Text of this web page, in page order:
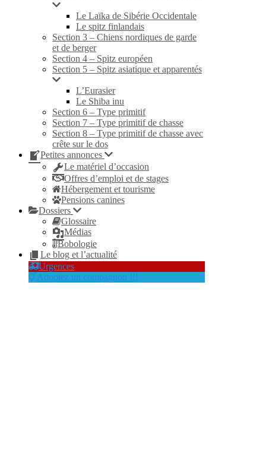
Le Laïka de Sibérie Occidentale
Le spitz finlandais
Section 3 – Chiens nordiques de garde
et de berger
Section 4 – Spitz européen
Section 5 – Spitz asiatique et apparentés
L’Eurasier
Le Shiba inu
Section 6 – Type primitif
Section 7 – Type primitif de chasse
Section 8 – Type primitif de chasse avec
crête sur le dos
Petites annonces
Le matériel d’occasion
Offres d’emploi et de stages
Hébergement et tourisme
Pensions canines
Dossiers
Glossaire
Médias
Bobologie
Le blog et l’actualité
Urgences
Adoptez un compagnon !!!